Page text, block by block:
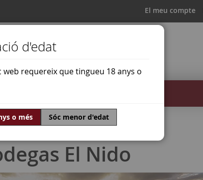
El meu compte
El Nido
d'edat
web requereix que tingueu 18 anys o
o més Sóc menor d'edat